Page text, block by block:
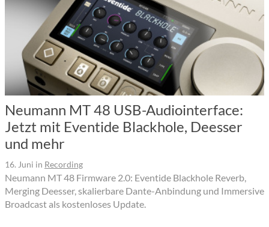
Neumann MT 48 USB-Audiointerface:
Jetzt mit Eventide Blackhole, Deesser
und mehr
16. Juni in Recording
Neumann MT 48 Firmware 2.0: Eventide Blackhole Reverb,
Merging Deesser, skalierbare Dante-Anbindung und Immersive
Broadcast als kostenloses Update.